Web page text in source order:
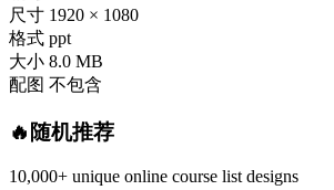
尺寸 1920 × 1080
格式 ppt
大小 8.0 MB
配图 不包含
🔥随机推荐
10,000+ unique online course list designs